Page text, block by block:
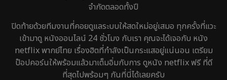
History ประวัติศาสตร์ 45
Holiday 1
Horror สยองขวัญ 320
จำกัดตลอดทั้งปี
ปิดท้ายด้วยทีมงานที่คอยดูแลระบบให้สดใหม่อยู่เสมอ ทุกครั้งที่แวะ
เข้ามาดู หนังออนไลน์ 24 ชั่วโมง กับเรา คุณจะได้เจอกับ หนัง
netflix พากย์ไทย เรื่องฮิตที่กำลังเป็นกระแสอยู่แน่นอน เตรียม
ป๊อปคอร์นให้พร้อมแล้วมาเต็มอิ่มกับการ ดูหนัง netflix ฟรี ที่ดี
ที่สุดไปพร้อมๆ กันที่นี่ได้เลยครับ